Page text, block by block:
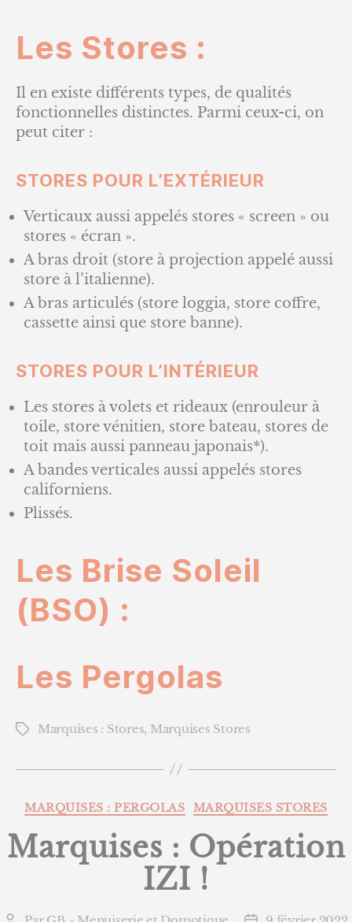
Les Stores :
Il en existe différents types, de qualités
fonctionnelles distinctes. Parmi ceux-ci, on
peut citer :
STORES POUR L’EXTÉRIEUR
Verticaux aussi appelés stores « screen » ou
stores « écran ».
A bras droit (store à projection appelé aussi
store à l’italienne).
A bras articulés (store loggia, store coffre,
cassette ainsi que store banne).
STORES POUR L’INTÉRIEUR
Les stores à volets et rideaux (enrouleur à
toile, store vénitien, store bateau, stores de
toit mais aussi panneau japonais*).
A bandes verticales aussi appelés stores
californiens.
Plissés.
Les Brise Soleil
(BSO) :
Les Pergolas
Étiquettes
Marquises : Stores, Marquises Stores
Catégories
MARQUISES : PERGOLAS MARQUISES STORES
Marquises : Opération
IZI !